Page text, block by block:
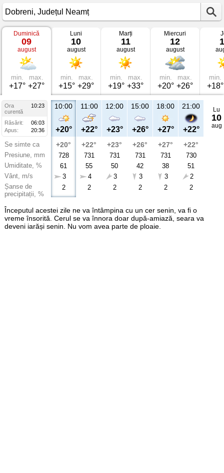
Vremea
Dobreni
Județul
Neamț
Duminică
09
august
min.
+17°
max.
+27°
Luni
10
august
min.
+15°
max.
+29°
Marți
11
august
min.
+19°
max.
+33°
Miercuri
12
august
min.
+20°
max.
+26°
min.
+18°
Ora
10:23
curentă
Răsărit:
06:03
Apus:
20:36
Se simte ca
Presiune, mm
Umiditate, %
Vânt, m/s
Șanse de
precipitații, %
10:00
+20°
+20°
728
61
3
2
11:00
+22°
+22°
731
55
4
2
12:00
+23°
+23°
731
50
3
2
15:00
+26°
+26°
731
42
3
2
18:00
+27°
+27°
731
38
3
2
21:00
+22°
+22°
730
51
2
2
Lu
10
aug
Începutul acestei zile ne va întâmpina cu un cer senin, va fi o
vreme însorită. Cerul se va înnora doar după-amiază, seara va
deveni iarăși senin. Nu vom avea parte de ploaie.